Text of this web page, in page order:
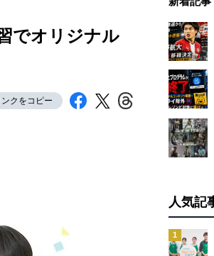
でオリジナル
ンクをコピー
人気記
1